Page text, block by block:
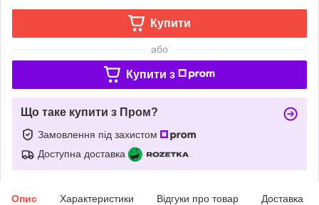
Купити
або
Купити з
Що таке купити з Пром?
Замовлення під захистом
Доступна доставка
Опис Характеристики Відгуки про товар Доставка